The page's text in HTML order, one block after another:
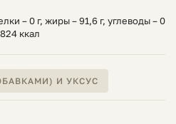
– 0 г, жиры – 91,6 г, углеводы – 0
ккал
И УКСУС